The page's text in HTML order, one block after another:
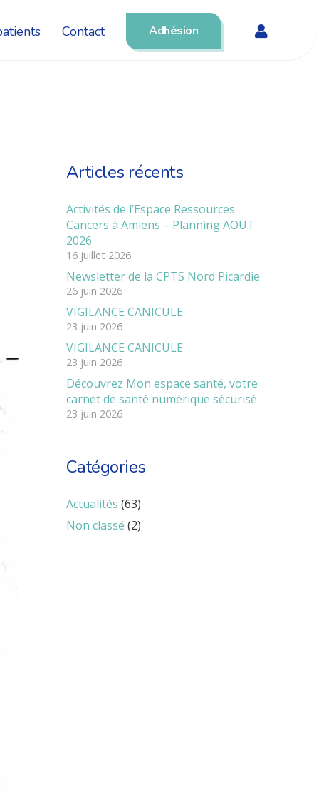
Contact Adhésion
Articles récents
Activités de l’Espace Ressources
Cancers à Amiens – Planning AOUT
2026
16 juillet 2026
Newsletter de la CPTS Nord Picardie
26 juin 2026
VIGILANCE CANICULE
23 juin 2026
VIGILANCE CANICULE
23 juin 2026
Découvrez Mon espace santé, votre
carnet de santé numérique sécurisé.
23 juin 2026
Catégories
Actualités (63)
Non classé (2)